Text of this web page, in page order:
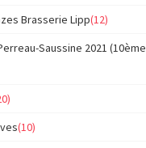
Brasserie Lipp(12)
Saussine 2021 (10ème
(10)